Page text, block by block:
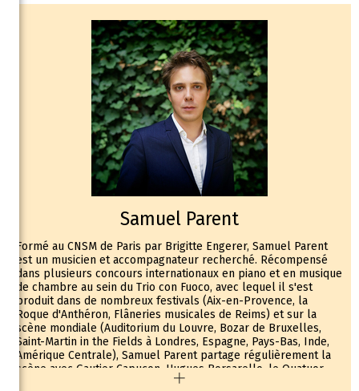
Harmonia Mundi consacré à l’intégrale des Concertos de
Mozart avec La Follia - Orchestre de Chambre d’Alsace, en est
le reflet fidèle.
Invité régulièrement en tant que soliste (Orchestre
Symphonique de Bretagne, Orchestre des Concerts Lamoureux,
Orchestre Symphonique d’Astana - Kazakhstan), son répertoire
s’étend des concertos de Vivaldi, Bach, Mozart, Beethoven,
Tchaïkovski, Sibelius, jusqu’aux œuvres virtuoses de Saint-
Saëns, Kreisler, Chausson, Sarazate, Paganini...
Artiste en résidence auprès de l’Orchestre National de
Bretagne au cours de la saison 2020- 21, Hugues Borsarello est
depuis un partenaire régulier de l’ONB, aux côtés duquel il
s’est produit notamment dans le Double concerto de Brahms
avec Gautier Capuçon, violoncelle, ainsi que dans le Double
concerto de Bach, le 3ème concerto de Saint-Saëns ou encore
le 1er concerto de Mozart.
Invité par Rolando Villazón aux côtés du pianiste Paul Montag à
la prestigieuse « Mozartwoche » de Salzburg en 2020 pour
interpréter sur le violon et le piano de Mozart un programme
consacré aux sonates de Mozart, Hugues Borsarello poursuit
désormais cette collaboration à travers l’Europe (Gand,
Montreux, Berlin...)
Parmi ses engagements de soliste, au cours de la saison 2022-
23 Hugues Borsarello se produira en particulier aux côtés de
l’Orchestre National Avignon Provence dans l’Introduction et
Rondo Capriccioso de Saint-Saëns et le 1er concerto de Mozart.
Son prochain album de « Miniatures » consacré au répertoire
français paraîtra début 2023 chez Alpha/Outhere.
Samuel Parent
Formé au CNSM de Paris par Brigitte Engerer, Samuel Parent
est un musicien et accompagnateur recherché. Récompensé
dans plusieurs concours internationaux en piano et en musique
de chambre au sein du Trio con Fuoco, avec lequel il s'est
produit dans de nombreux festivals (Aix-en-Provence, la
Roque d'Anthéron, Flâneries musicales de Reims) et sur la
scène mondiale (Auditorium du Louvre, Bozar de Bruxelles,
Saint-Martin in the Fields à Londres, Espagne, Pays-Bas, Inde,
Amérique Centrale), Samuel Parent partage régulièrement la
scène avec Gautier Capuçon, Hugues Borsarello, le Quatuor
Ebène… Il est invité au Palau de la Musica à Valencia, aux